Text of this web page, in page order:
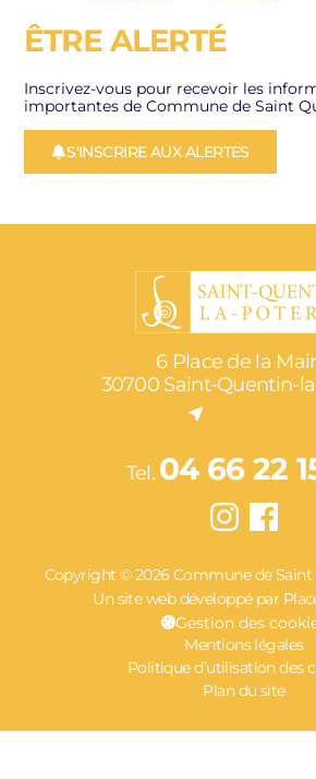
ÊTRE ALERTÉ
Inscrivez-vous pour recevoir les
importantes de Commune de Saint
S'INSCRIRE AUX ALERTES
6 Place de la
30700 Saint-Quentin-
Tel. 04 66 22
Copyright © 2026 Commune de
Un site web développé par
Gestion des
Mentions légales
Politique d’utilisation des
Plan du site